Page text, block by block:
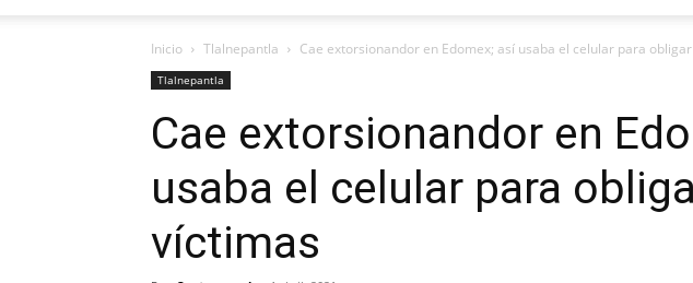
Inicio Tlalnepantla Cae extorsionandor en Edomex; así usaba el celular para obligar
Tlalnepantla
Cae extorsionandor en
usaba el celular para
víctimas